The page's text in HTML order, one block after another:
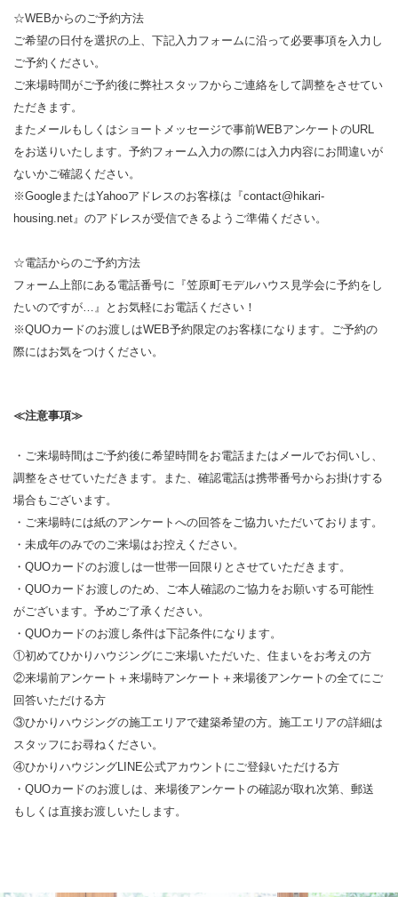
☆WEBからのご予約方法
ご希望の日付を選択の上、下記入力フォームに沿って必要事項を入力し
ご予約ください。
ご来場時間がご予約後に弊社スタッフからご連絡をして調整をさせてい
ただきます。
またメールもしくはショートメッセージで事前WEBアンケートのURL
をお送りいたします。予約フォーム入力の際には入力内容にお間違いが
ないかご確認ください。
※GoogleまたはYahooアドレスのお客様は『contact@hikari-
housing.net』のアドレスが受信できるようご準備ください。
☆電話からのご予約方法
フォーム上部にある電話番号に『笠原町モデルハウス見学会に予約をし
たいのですが…』とお気軽にお電話ください！
※QUOカードのお渡しはWEB予約限定のお客様になります。ご予約の
際にはお気をつけください。
≪注意事項≫
・ご来場時間はご予約後に希望時間をお電話またはメールでお伺いし、
調整をさせていただきます。また、確認電話は携帯番号からお掛けする
場合もございます。
・ご来場時には紙のアンケートへの回答をご協力いただいております。
・未成年のみでのご来場はお控えください。
・QUOカードのお渡しは一世帯一回限りとさせていただきます。
・QUOカードお渡しのため、ご本人確認のご協力をお願いする可能性
がございます。予めご了承ください。
・QUOカードのお渡し条件は下記条件になります。
①初めてひかりハウジングにご来場いただいた、住まいをお考えの方
②来場前アンケート＋来場時アンケート＋来場後アンケートの全てにご
回答いただける方
③ひかりハウジングの施工エリアで建築希望の方。施工エリアの詳細は
スタッフにお尋ねください。
④ひかりハウジングLINE公式アカウントにご登録いただける方
・QUOカードのお渡しは、来場後アンケートの確認が取れ次第、郵送
もしくは直接お渡しいたします。